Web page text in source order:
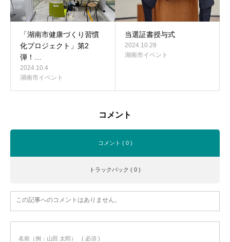
「湖南市健康づくり習慣
化プロジェクト」第2
弾！…
2024.10.4
湖南市イベント
当選証書授与式
2024.10.28
湖南市イベント
コメント
コメント ( 0 )
トラックバック ( 0 )
この記事へのコメントはありません。
名前（例：山田 太郎） ( 必須 )